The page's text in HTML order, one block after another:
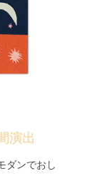
演出
ダンでおし